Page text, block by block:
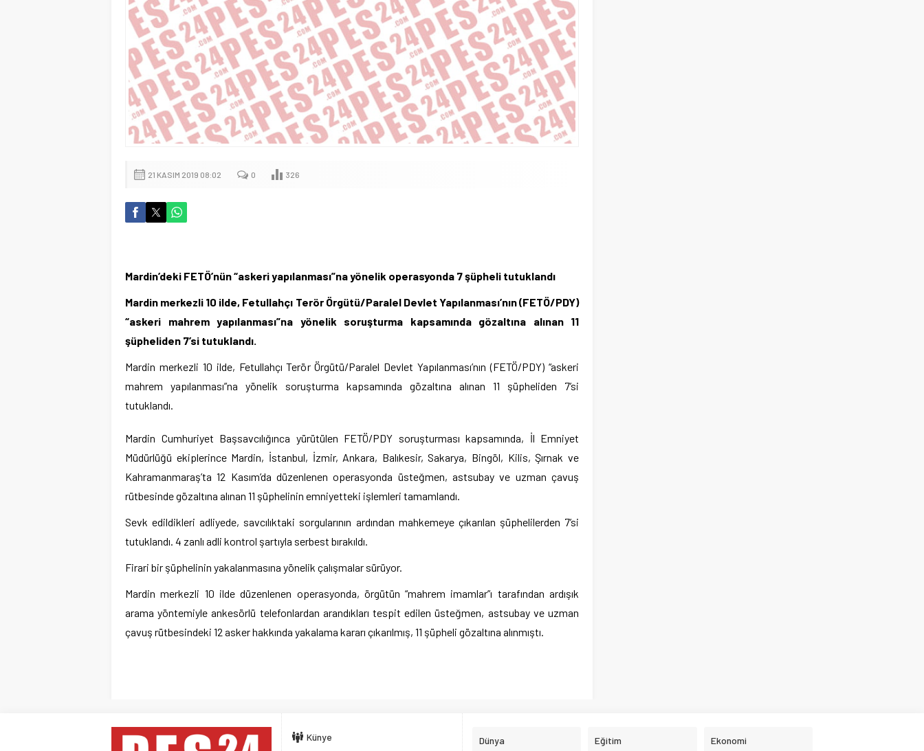
21 KASIM 2019 08:02 0 326
Mardin’deki FETÖ’nün “askeri yapılanması”na yönelik operasyonda 7 şüpheli tutuklandı
Mardin merkezli 10 ilde, Fetullahçı Terör Örgütü/Paralel Devlet Yapılanması’nın (FETÖ/PDY)
“askeri mahrem yapılanması”na yönelik soruşturma kapsamında gözaltına alınan 11
şüpheliden 7’si tutuklandı.
Mardin merkezli 10 ilde, Fetullahçı Terör Örgütü/Paralel Devlet Yapılanması’nın (FETÖ/PDY) “askeri
mahrem yapılanması”na yönelik soruşturma kapsamında gözaltına alınan 11 şüpheliden 7’si
tutuklandı.
Mardin Cumhuriyet Başsavcılığınca yürütülen FETÖ/PDY soruşturması kapsamında, İl Emniyet
Müdürlüğü ekiplerince Mardin, İstanbul, İzmir, Ankara, Balıkesir, Sakarya, Bingöl, Kilis, Şırnak ve
Kahramanmaraş’ta 12 Kasım’da düzenlenen operasyonda üsteğmen, astsubay ve uzman çavuş
rütbesinde gözaltına alınan 11 şüphelinin emniyetteki işlemleri tamamlandı.
Sevk edildikleri adliyede, savcılıktaki sorgularının ardından mahkemeye çıkarılan şüphelilerden 7’si
tutuklandı. 4 zanlı adli kontrol şartıyla serbest bırakıldı.
Firari bir şüphelinin yakalanmasına yönelik çalışmalar sürüyor.
Mardin merkezli 10 ilde düzenlenen operasyonda, örgütün “mahrem imamlar”ı tarafından ardışık
arama yöntemiyle ankesörlü telefonlardan arandıkları tespit edilen üsteğmen, astsubay ve uzman
çavuş rütbesindeki 12 asker hakkında yakalama kararı çıkarılmış, 11 şüpheli gözaltına alınmıştı.
Künye Dünya Eğitim Ekonomi